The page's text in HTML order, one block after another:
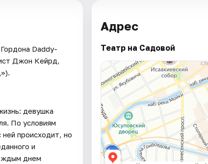
Daddy-
Джон Кейрд,
девушка
По условиям
происходит, но
и
днем
Адрес
Театр на Садовой